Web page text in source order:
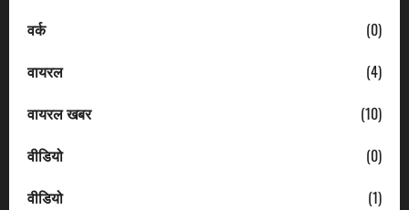
वर्क
(0)
वायरल
(4)
वायरल खबर
(10)
वीडियो
(0)
वीडियो
(1)